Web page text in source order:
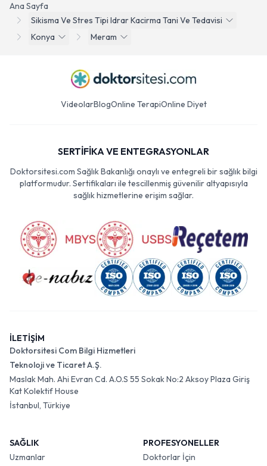
Ana Sayfa
Sikisma Ve Stres Tipi Idrar Kacirma Tani Ve Tedavisi
Konya
Meram
VideolarBlogOnline TerapiOnline Diyet
SERTİFİKA VE ENTEGRASYONLAR
Doktorsitesi.com Sağlık Bakanlığı onaylı ve entegreli bir sağlık bilgi
platformudur. Sertifikaları ile tescillenmiş güvenilir altyapısıyla
sağlık hizmetlerine erişim sağlar.
İLETİŞİM
Doktorsitesi Com Bilgi Hizmetleri
Teknoloji ve Ticaret A.Ş.
Maslak Mah. Ahi Evran Cd. A.O.S 55 Sokak No:2 Aksoy Plaza Giriş
Kat Kolektif House
İstanbul, Türkiye
SAĞLIK
Uzmanlar
PROFESYONELLER
Doktorlar İçin